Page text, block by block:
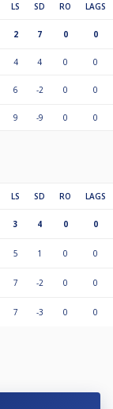
LS SD RO LAGS
2 7 0 0
4 4 0 0
6 -2 0 0
9 -9 0 0
LS SD RO LAGS
3 4 0 0
5 1 0 0
7 -2 0 0
7 -3 0 0